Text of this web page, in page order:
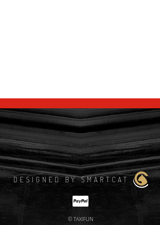
DESIGNED BY SMARTCAT
© TAXIFUN